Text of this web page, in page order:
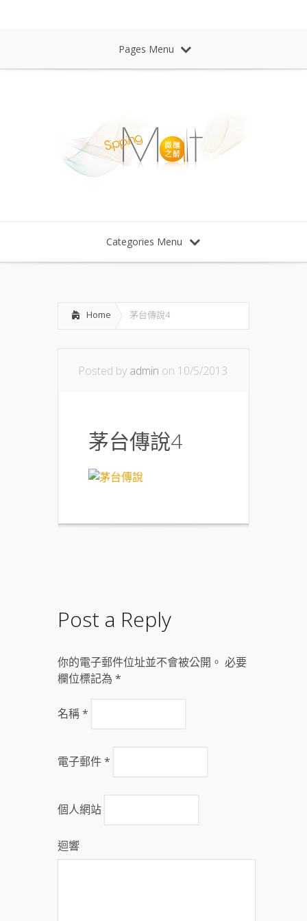
Pages Menu
Categories Menu
Home 茅台傳說4
Posted by admin on 10/5/2013
茅台傳說4
Post a Reply
你的電子郵件位址並不會被公開。 必要
欄位標記為 *
名稱*
電子郵件*
個人網站
迴響